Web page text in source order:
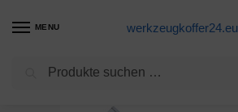
MENU werkzeugkoffer24.eu
Schraubenschlüssel Produkte